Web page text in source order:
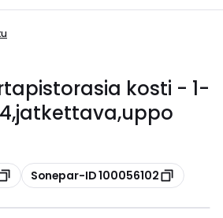
kosti - 1-
Kopioi
Sonepar-ID 100056102